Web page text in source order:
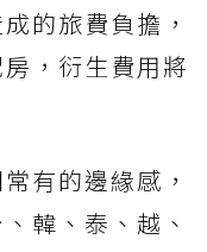
的旅費負擔，
，衍生費用將
有的邊緣感，
韓、泰、越、